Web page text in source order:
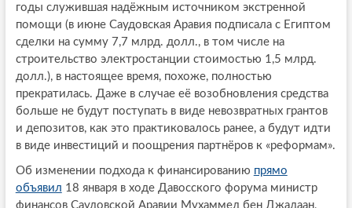
годы служившая надёжным источником экстренной
помощи (в июне Саудовская Аравия подписала с Египтом
сделки на сумму 7,7 млрд. долл., в том числе на
строительство электростанции стоимостью 1,5 млрд.
долл.), в настоящее время, похоже, полностью
прекратилась. Даже в случае её возобновления средства
больше не будут поступать в виде невозвратных грантов
и депозитов, как это практиковалось ранее, а будут идти
в виде инвестиций и поощрения партнёров к «реформам».
Об изменении подхода к финансированию прямо
объявил 18 января в ходе Давосского форума министр
финансов Саудовской Аравии Мухаммед бен Джадаан,